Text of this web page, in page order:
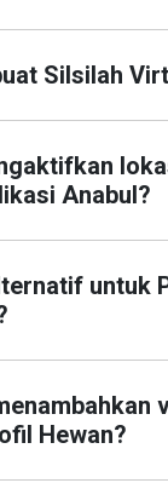
Silsilah
Anabul?
untuk
Hewan?